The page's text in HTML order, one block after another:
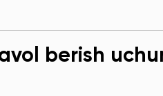
berish